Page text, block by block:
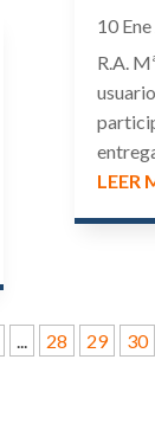
10
R.A.
LEER
... 28 29 30